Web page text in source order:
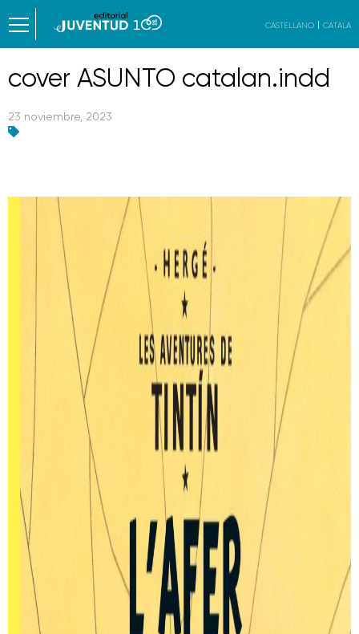
CASTELLANO CATALÀ
cover ASUNTO catalan.indd
23 noviembre, 2023